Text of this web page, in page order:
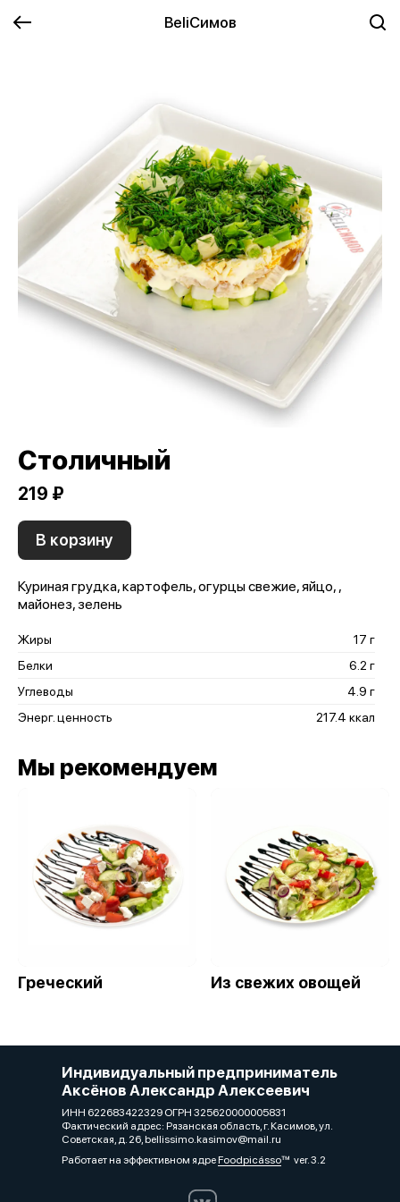
BeliСимов
Столичный
219 ₽
В корзину
Куриная грудка, картофель, огурцы свежие, яйцо, ,
майонез, зелень
Жиры
17 г
Белки
6.2 г
Углеводы
4.9 г
Энерг. ценность
217.4 ккал
Мы рекомендуем
Греческий Из свежих овощей
Индивидуальный предприниматель
Аксёнов Александр Алексеевич
ИНН 622683422329 ОГРН 325620000005831
Фактический адрес: Рязанская область, г. Касимов, ул.
Советская, д. 26, bellissimo.kasimov@mail.ru
Работает на эффективном ядреFoodpicássover. 3.2